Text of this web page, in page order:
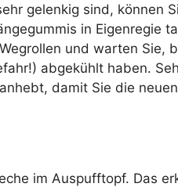
gelenkig sind, können
in Eigenregie
und warten Sie,
abgekühlt haben.
damit Sie die
im Auspufftopf. Das